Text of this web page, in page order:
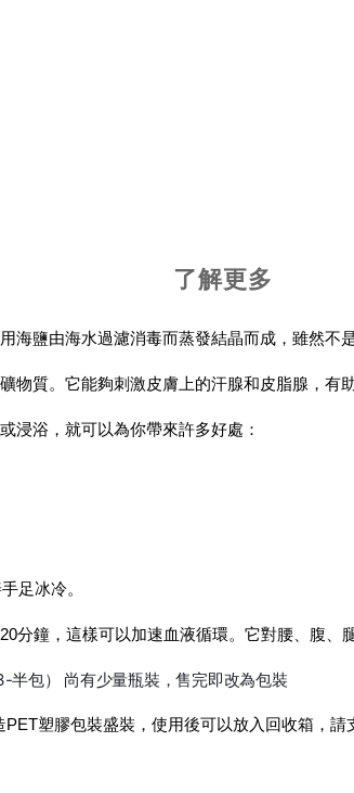
了解更多
海鹽由海水過濾消毒而蒸發結晶而成，雖然不
物質。它能夠刺激皮膚上的汗腺和皮脂腺，有
浸浴，就可以為你帶來許多好處：
足冰冷。
分鐘，這樣可以加速血液循環。它對腰、腹、
半包） 尚有少量瓶裝，售完即改為包裝
塑膠包裝盛裝，使用後可以放入回收箱，請